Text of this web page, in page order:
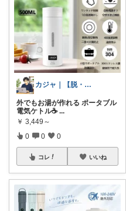
カジャ｜【脱・不便】家での仕事が激変する
外でもお湯が作れる ポータブル
電気ケトル☕ ...
￥ 3,449～
0 0 0
コレ いいね